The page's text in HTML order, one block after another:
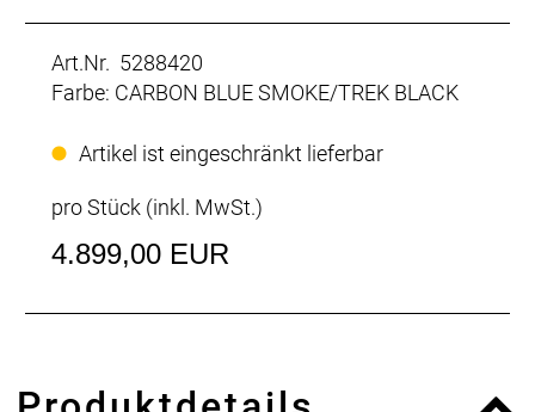
Art.Nr. 5288420
Farbe: CARBON BLUE SMOKE/TREK BLACK
Artikel ist eingeschränkt lieferbar
pro Stück (inkl. MwSt.)
4.899,00 EUR